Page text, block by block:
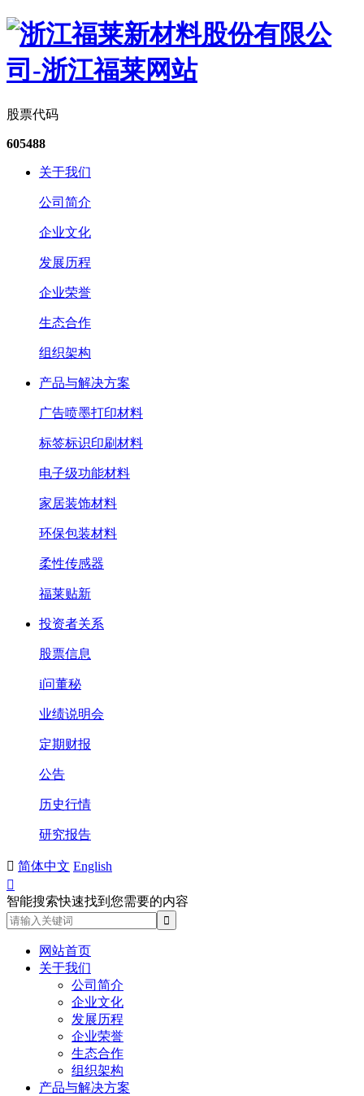
股票代码
605488
关于我们
公司简介
企业文化
发展历程
企业荣誉
生态合作
组织架构
产品与解决方案
广告喷墨打印材料
标签标识印刷材料
电子级功能材料
家居装饰材料
环保包装材料
柔性传感器
福莱贴新
投资者关系
股票信息
i问董秘
业绩说明会
定期财报
公告
历史行情
研究报告
 简体中文 English

智能搜索快速找到您需要的内容
网站首页
关于我们
公司简介
企业文化
发展历程
企业荣誉
生态合作
组织架构
产品与解决方案